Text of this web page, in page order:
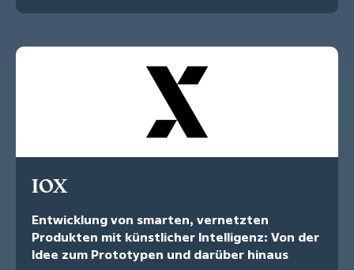
IOX
Entwicklung von smarten, vernetzten
Produkten mit künstlicher Intelligenz: Von der
Idee zum Prototypen und darüber hinaus